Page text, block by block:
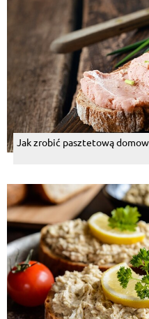
Jak zrobić pasztetową